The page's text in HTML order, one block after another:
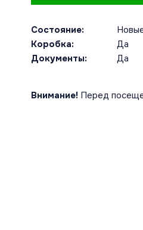
Состояние:
Коробка:
Да
Документы:
Да
Внимание! Перед